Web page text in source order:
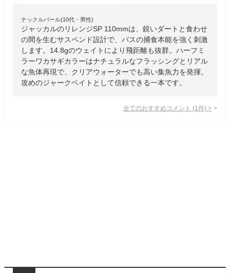
ナックルバール(10代・男性)
ジャッカルのリレンジSP 110mmは、鋭いダートと食わせ
の間を生むサスペンド設計で、バスの捕食本能を強く刺激
します。14.8gのウェイトにより飛距離も抜群。ハーフミ
ラーワカサギカラーはナチュラルなフラッシングとリアル
な魚体再現で、クリアウォーターでも高い集魚力を発揮。
攻めのジャークベイトとして信頼できる一本です。
全てのおすすめコメント (1 件) >